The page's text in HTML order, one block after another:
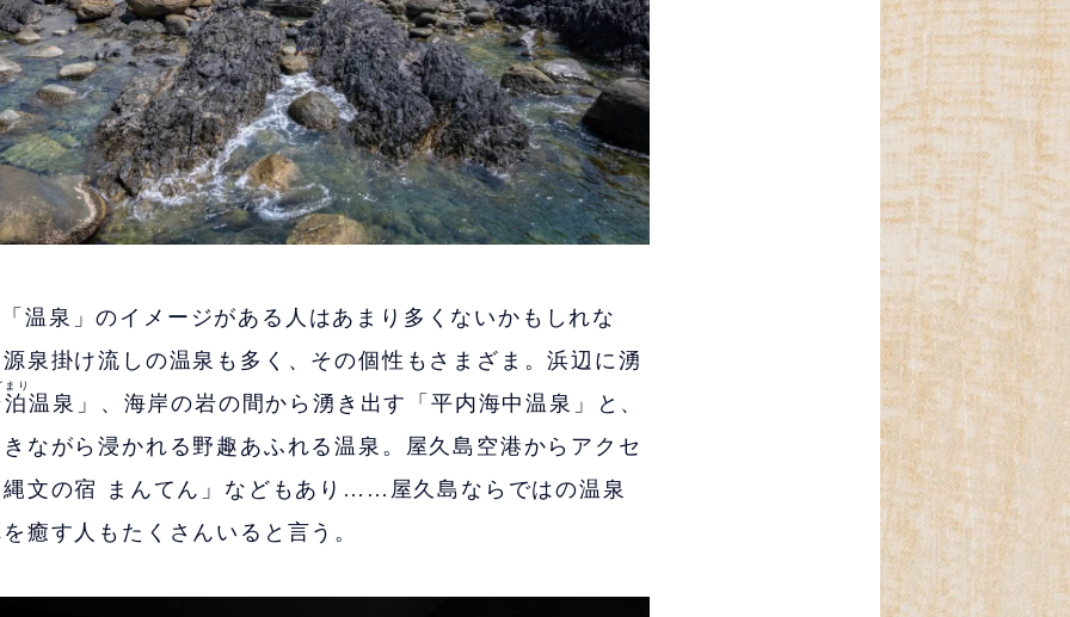
温泉」のイメージがある人はあまり多くないかもしれな
泉掛け流しの温泉も多く、その個性もさまざま。浜辺に湧
まり
温泉」、海岸の岩の間から湧き出す「平内海中温泉」と、
ながら浸かれる野趣あふれる温泉。屋久島空港からアクセ
文の宿 まんてん」などもあり……屋久島ならではの温泉
癒す人もたくさんいると言う。